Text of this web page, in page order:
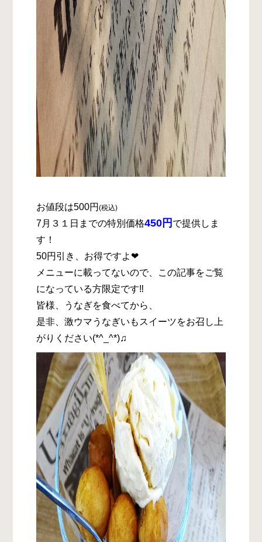
お値段は500円(税込)
7月３１日までの特別価格450円 で提供しま
す ！
50円引き、お得ですよ❤
メニューに載ってないので、この記事をご覧
になっている方限定です‼
皆様、うなぎを食べてから、
是非、激ウマうなぎいもスイーツをお召し上
がりください(*^_^*)♫